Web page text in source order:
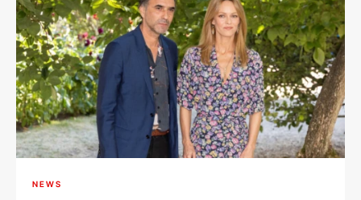
NEWS